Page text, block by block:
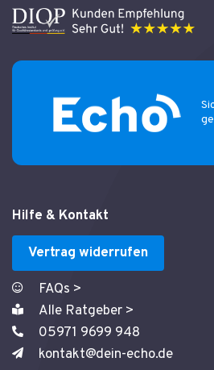
Hilfe & Kontakt
Vertrag widerrufen
FAQs >
Alle Ratgeber >
05971 9699 948
kontakt@dein-echo.de